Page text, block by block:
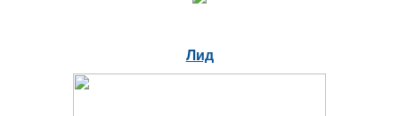
Лид